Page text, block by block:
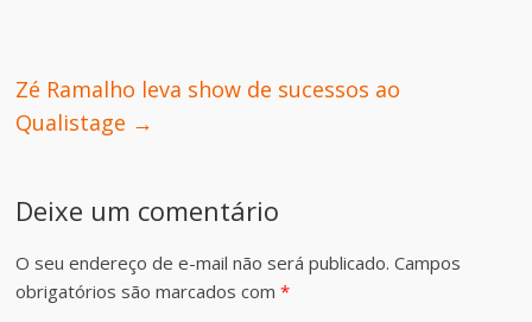
Zé Ramalho leva show de sucessos ao
Qualistage →
Deixe um comentário
O seu endereço de e-mail não será publicado. Campos
obrigatórios são marcados com*